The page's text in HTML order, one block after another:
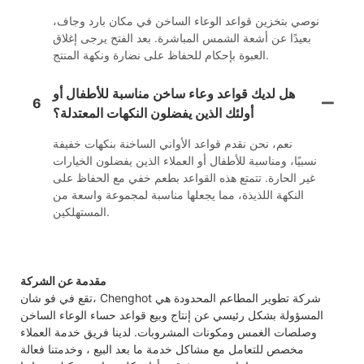
نوصي بتخزين قواعد الوعاء الساخن في مكان بارد وجاف،
بعيدًا عن أشعة الشمس المباشرة. بعد الفتح يرجى إغلاق
العبوة بإحكام للحفاظ على نضارة ونكهة المنتج.
6
هل لديك قواعد وعاء ساخن مناسبة للأطفال أو
أولئك الذين يفضلون النكهات المعتدلة؟
نعم، نحن نقدم قواعد الأواني الساخنة بنكهات خفيفة
نسبيًا، ومناسبة للأطفال أو العملاء الذين يفضلون الخيارات
غير الحارة. تتمتع هذه القواعد بطعم خفي مع الحفاظ على
النكهة اللذيذة، مما يجعلها مناسبة لمجموعة واسعة من
المستهلكين.
مقدمة عن الشركة
تقع في فو شان، Chenghot شركة تطوير المطاعم المحدودة هي
المسؤولة بشكل رئيسي عن إنتاج وبيع قواعد حساء الوعاء الساخن
وصلصات الغمس ومكونات المشروبات. لدينا فريق خدمة العملاء
مخصص للتعامل مع مشاكل خدمة ما بعد البيع ، وخدمتنا فعالة